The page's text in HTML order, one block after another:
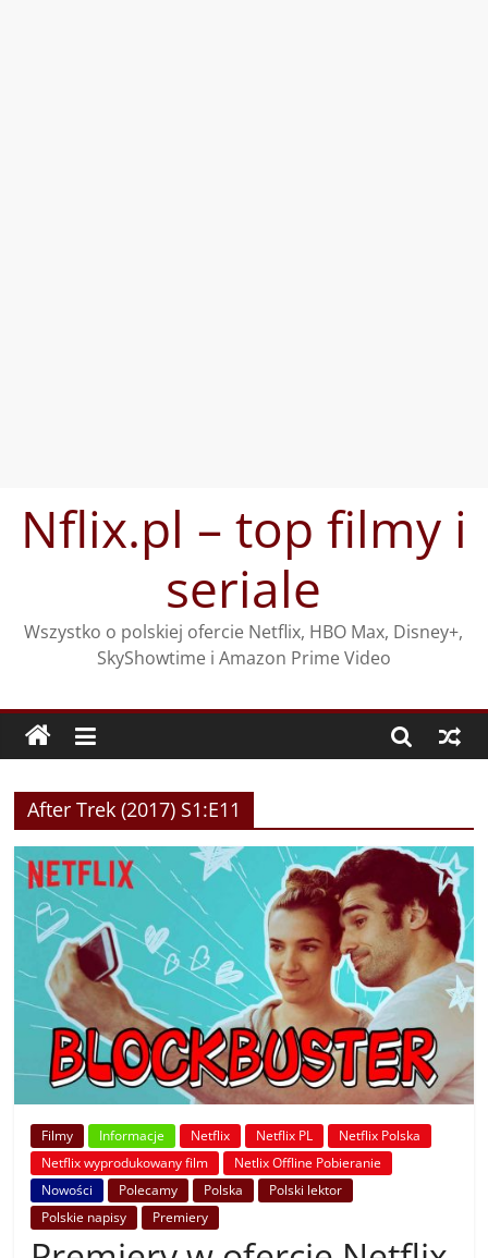
treściNflix.pl – top filmy i
seriale
Wszystko o polskiej ofercie Netflix, HBO Max, Disney+,
SkyShowtime i Amazon Prime Video
After Trek (2017) S1:E11
Filmy Informacje Netflix Netflix PL
Netflix Polska
Netflix wyprodukowany film
Netlix Offline Pobieranie
Nowości
Polecamy Polska
Polski lektor
Polskie napisy
Premiery